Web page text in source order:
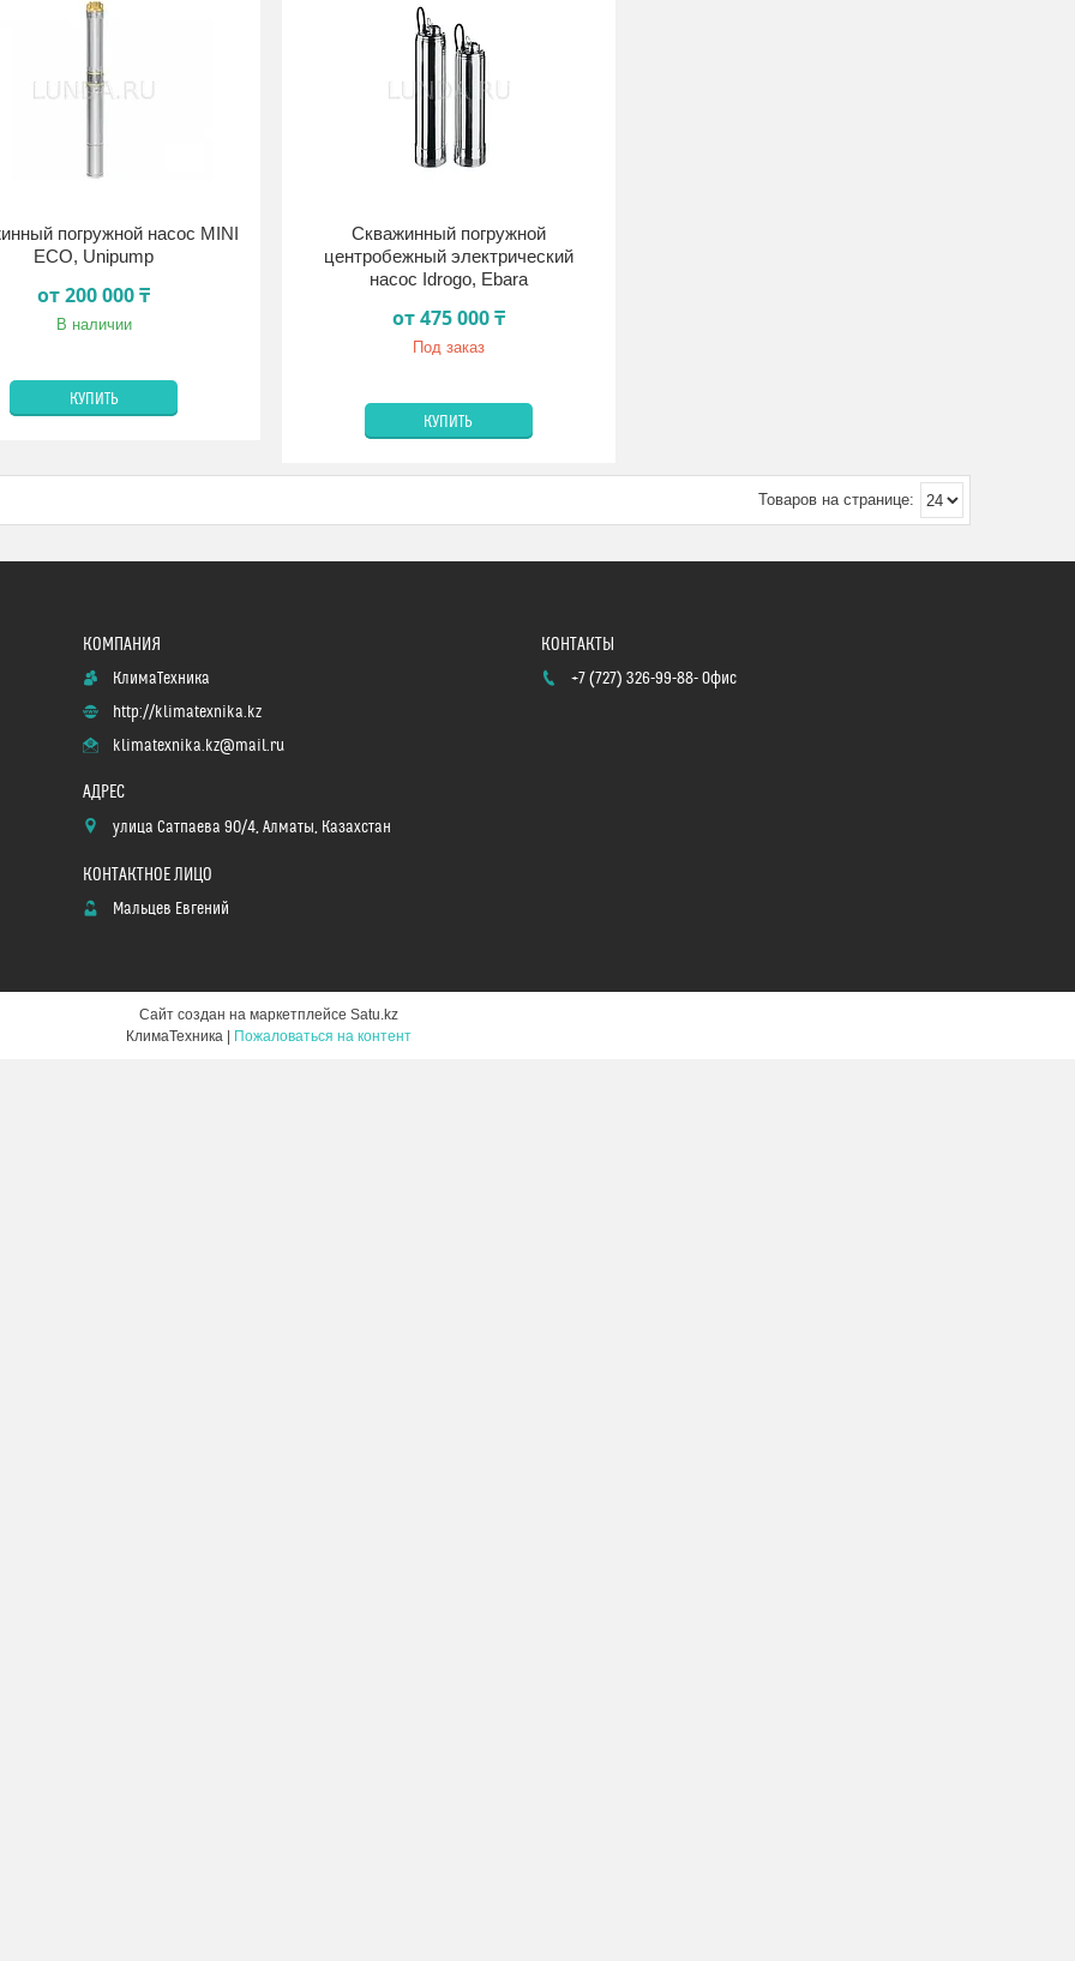
погружной насос MINI
ECO, Unipump
от 200 000 ₸
В наличии
КУПИТЬ
Скважинный погружной
центробежный электрический
насос Idrogo, Ebara
от 475 000 ₸
Под заказ
КУПИТЬ
КлимаТехника
http://klimatexnika.kz
klimatexnika.kz@mail.ru
улица Сатпаева 90/4, Алматы, Казахстан
Мальцев Евгений
+7 (727) 326-99-88 Офис
Сайт создан на маркетплейсе Satu.kz
Пожаловаться на контент